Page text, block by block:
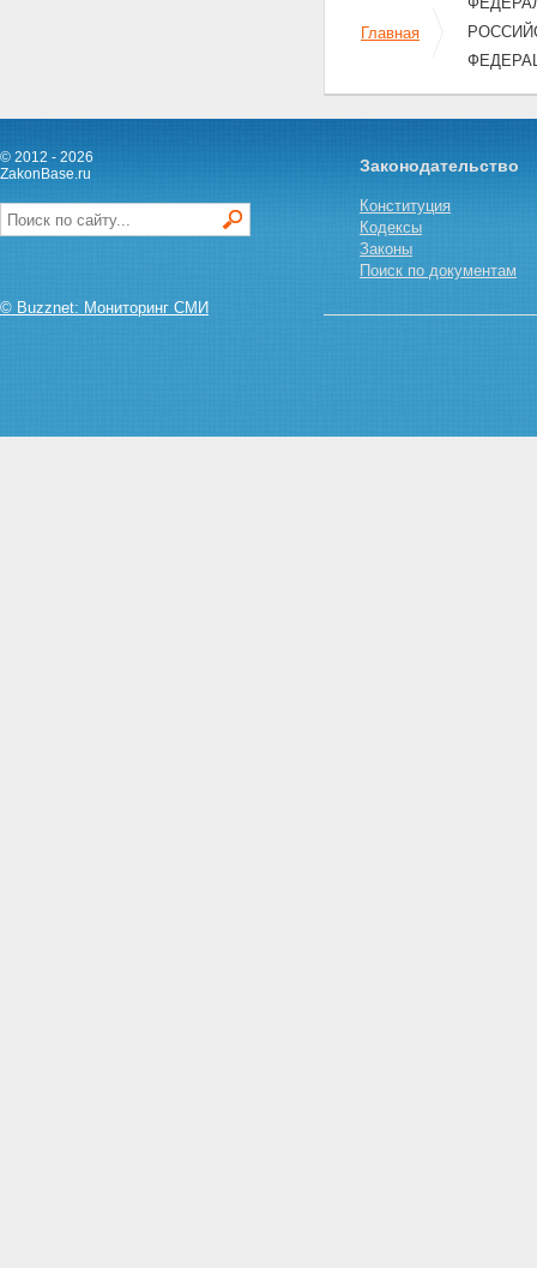
Главная
© 2012 - 2026
ZakonBase.ru
© Buzznet: Мониторинг СМИ
Законодательство
Конституция
Кодексы
Законы
Поиск по документам